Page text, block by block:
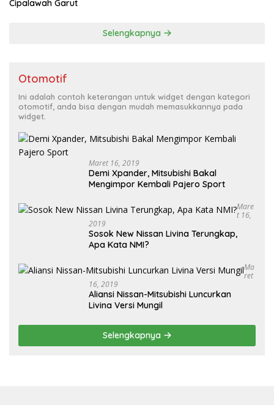
Cipalawah Garut
Selengkapnya
Otomotif
Ini adalah contoh keterangan untuk widget dengan kategori
otomotif, anda bisa dengan mudah memasukkannya pada
widget.
Maret 16, 2019
Demi Xpander, Mitsubishi Bakal
Mengimpor Kembali Pajero Sport
Mare
T 16,
2019
Sosok New Nissan Livina Terungkap,
Apa Kata NMI?
Ma
Ret
16, 2019
Aliansi Nissan-Mitsubishi Luncurkan
Livina Versi Mungil
Selengkapnya